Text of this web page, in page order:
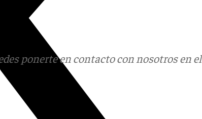
ponerte en contacto con nosotros en el